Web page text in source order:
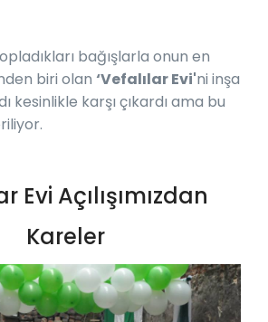
bağışlarla onun en
biri olan ‘Vefalılar Evi'ni inşa
kesinlikle karşı çıkardı ama bu
Evi Açılışımızdan
Kareler